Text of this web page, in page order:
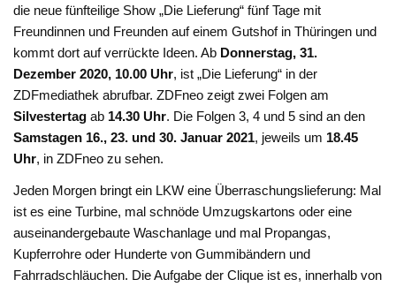
die neue fünfteilige Show „Die Lieferung“ fünf Tage mit
Freundinnen und Freunden auf einem Gutshof in Thüringen und
kommt dort auf verrückte Ideen. Ab Donnerstag, 31.
Dezember 2020, 10.00 Uhr, ist „Die Lieferung“ in der
ZDFmediathek abrufbar. ZDFneo zeigt zwei Folgen am
Silvestertagab 14.30 Uhr. Die Folgen 3, 4 und 5 sind an den
Samstagen 16., 23. und 30. Januar 2021, jeweils um 18.45
Uhr, in ZDFneo zu sehen.
Jeden Morgen bringt ein LKW eine Überraschungslieferung: Mal
ist es eine Turbine, mal schnöde Umzugskartons oder eine
auseinandergebaute Waschanlage und mal Propangas,
Kupferrohre oder Hunderte von Gummibändern und
Fahrradschläuchen. Die Aufgabe der Clique ist es, innerhalb von